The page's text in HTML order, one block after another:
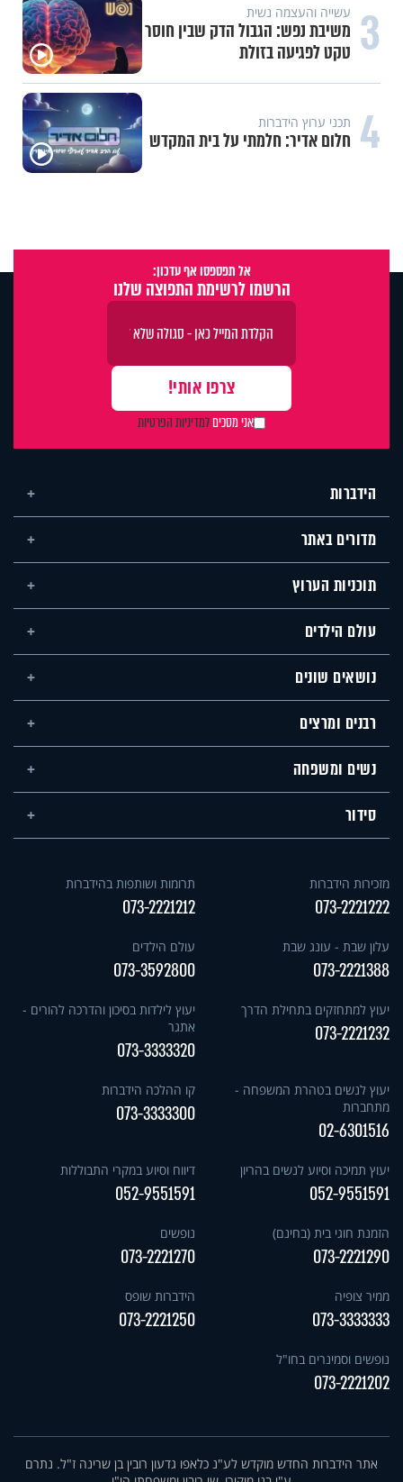
3 עשייה והעצמה נשית
משיבת נפש: הגבול הדק שבין חוסר
טקט לפגיעה בזולת
4 תכני ערוץ הידברות
חלום אדיר: חלמתי על בית המקדש
אל תפספסו אף עדכון:
הרשמו לרשימת התפוצה שלנו
אני מסכיםלמדיניות הפרטיות
הידברות
מדורים באתר
תוכניות הערוץ
עולם הילדים
נושאים שונים
רבנים ומרצים
נשים ומשפחה
סידור
מזכירות הידברות
073-2221222
תרומות ושותפות בהידברות
073-2221212
עלון שבת - עונג שבת
073-2221388
עולם הילדים
073-3592800
יעוץ למתחזקים בתחילת הדרך
073-2221232
יעוץ לילדות בסיכון והדרכה להורים -
אתגר
073-3333320
יעוץ לנשים בטהרת המשפחה -
מתחברות
02-6301516
קו ההלכה הידברות
073-3333300
יעוץ תמיכה וסיוע לנשים בהריון
052-9551591
דיווח וסיוע במקרי התבוללות
052-9551591
הזמנת חוגי בית (בחינם)
073-2221290
נופשים
073-2221270
ממיר צופיה
073-3333333
הידברות שופס
073-2221250
נופשים וסמינרים בחו"ל
073-2221202
אתר הידברות החדש מוקדש לע"נ כלאפו גדעון רובין בן שרינה ז"ל. נתרם